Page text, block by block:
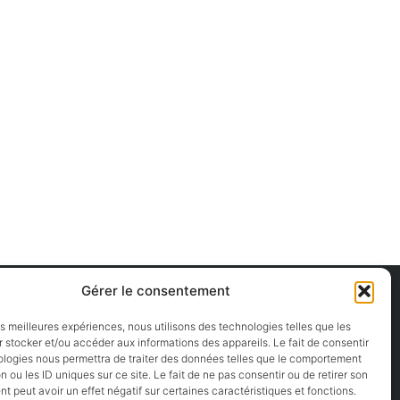
Gérer le consentement
meilleures expériences, nous utilisons des technologies telles que les
stocker et/ou accéder aux informations des appareils. Le fait de consentir
nous permettra de traiter des données telles que le comportement
ou les ID uniques sur ce site. Le fait de ne pas consentir ou de retirer son
peut avoir un effet négatif sur certaines caractéristiques et fonctions.
Mentions légales
Politique de confidentialité